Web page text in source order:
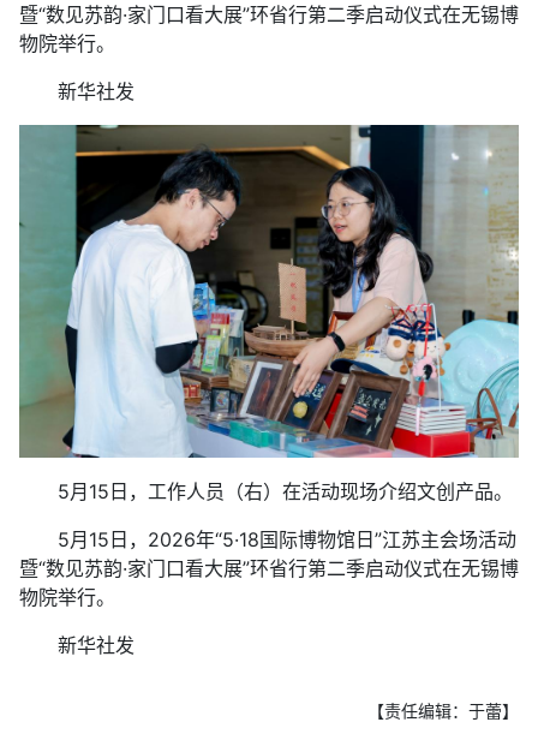
暨“数见苏韵·家门口看大展”环省行第二季启动仪式在无锡博
物院举行。
新华社发
5月15日，工作人员（右）在活动现场介绍文创产品。
5月15日，2026年“5·18国际博物馆日”江苏主会场活动
暨“数见苏韵·家门口看大展”环省行第二季启动仪式在无锡博
物院举行。
新华社发
【责任编辑：于蕾】